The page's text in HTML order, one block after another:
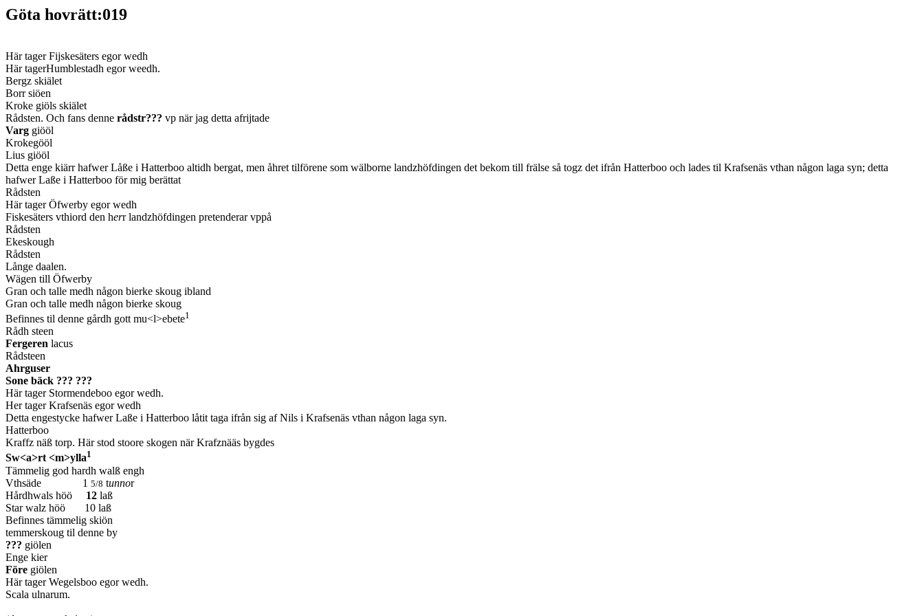
Göta hovrätt:019
Här tager Fijskesäters egor wedh
Här tagerHumblestadh egor weedh.
Bergz skiälet
Borr siöen
Kroke giöls skiälet
Rådsten. Och fans denne rådstr??? vp när jag detta afrijtade
Varg giööl
Krokegööl
Lius giööl
Detta enge kiärr hafwer Låße i Hatterboo altidh bergat, men åhret tilförene som wälborne landzhöfdingen det bekom till frälse så togz det ifrån Hatterboo och lades til Krafsenäs vthan någon laga syn; detta
hafwer Laße i Hatterboo för mig berättat
Rådsten
Här tager Öfwerby egor wedh
Fiskesäters vthiord den herr landzhöfdingen pretenderar vppå
Rådsten
Ekeskough
Rådsten
Långe daalen.
Wägen till Öfwerby
Gran och talle medh någon bierke skoug ibland
Gran och talle medh någon bierke skoug
Befinnes til denne gårdh gott mu<l>ebete1
Rådh steen
Fergeren lacus
Rådsteen
Ahrguser
Sone bäck ??? ???
Här tager Stormendeboo egor wedh.
Her tager Krafsenäs egor wedh
Detta engestycke hafwer Laße i Hatterboo låtit taga ifrån sig af Nils i Krafsenäs vthan någon laga syn.
Hatterboo
Kraffz näß torp. Här stod stoore skogen när Krafznääs bygdes
Sw<a>rt <m>ylla1
Tämmelig god hardh walß engh
Vthsäde 1 5/8 tunnor
Hårdhwals höö 12 laß
Star walz höö 10 laß
Befinnes tämmelig skiön
temmerskoug til denne by
??? giölen
Enge kier
Före giölen
Här tager Wegelsboo egor wedh.
Scala ulnarum.